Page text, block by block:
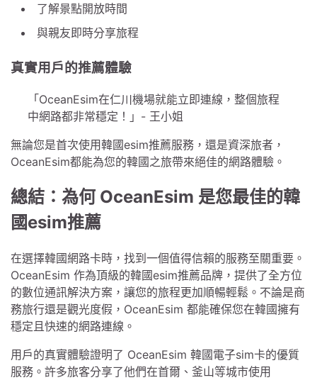
了解景點開放時間
與親友即時分享旅程
真實用戶的推薦體驗
「OceanEsim在仁川機場就能立即連線，整個旅程
中網路都非常穩定！」- 王小姐
無論您是首次使用韓國esim推薦服務，還是資深旅者，
OceanEsim都能為您的韓國之旅帶來絕佳的網路體驗。
總結：為何 OceanEsim 是您最佳的韓
國esim推薦
在選擇韓國網路卡時，找到一個值得信賴的服務至關重要。
OceanEsim 作為頂級的韓國esim推薦品牌，提供了全方位
的數位通訊解決方案，讓您的旅程更加順暢輕鬆。不論是商
務旅行還是觀光度假，OceanEsim 都能確保您在韓國擁有
穩定且快速的網路連線。
用戶的真實體驗證明了 OceanEsim 韓國電子sim卡的優質
服務。許多旅客分享了他們在首爾、釜山等城市使用